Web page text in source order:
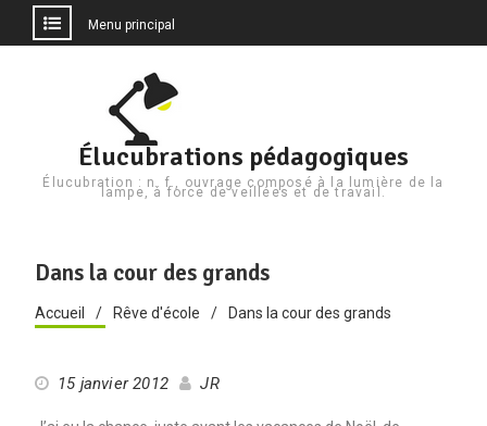
Menu principal
Élucubrations pédagogiques
Élucubration : n. f., ouvrage composé à la lumière de la
lampe, à force de veillées et de travail.
Dans la cour des grands
Accueil Rêve d'école Dans la cour des grands
15 janvier 2012 JR